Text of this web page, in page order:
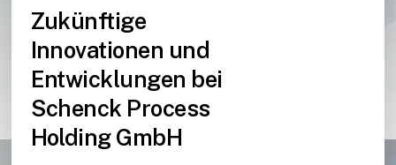
Zukünftige
Innovationen und
Entwicklungen bei
Schenck Process
Holding GmbH